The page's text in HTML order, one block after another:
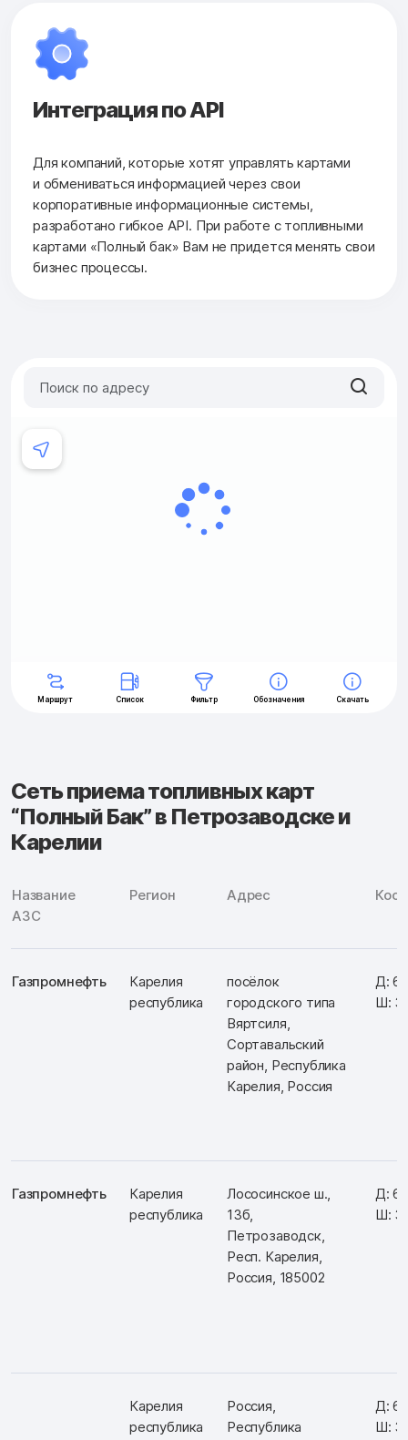
Интеграция по API
Для компаний, которые хотят управлять картами
и обмениваться информацией через свои
корпоративные информационные системы,
разработано гибкое API. При работе с топливными
картами «Полный бак» Вам не придется менять свои
бизнес процессы.
Сеть приема топливных карт
“Полный Бак” в Петрозаводске и
Карелии
Название
АЗС
Регион Адрес
Газпромнефть
Карелия
республика
посёлок
городского типа
Вяртсиля,
Сортавальский
район, Республика
Карелия, Россия
Д:
Ш:
Газпромнефть
Карелия
республика
Лососинское ш.,
13б,
Петрозаводск,
Респ. Карелия,
Россия, 185002
Д:
Ш:
Карелия
республика
Россия,
Республика
Д:
Ш: